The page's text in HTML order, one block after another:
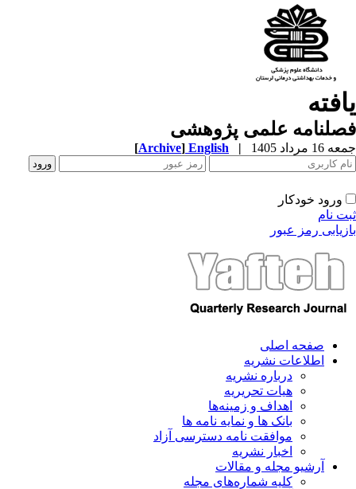
علمی پژوهشی
مرداد 1405 |
English
[Archive]
ورود خودکار
نام
رمز عبور
صفحه اصلی
اطلاعات نشریه
درباره نشریه
هیات تحریریه
اهداف و زمینه‌ها
بانک ها و نمایه نامه ها
موافقت نامه دسترسی آزاد
اخبار نشریه
آرشیو مجله و مقالات
کلیه شماره‌های مجله